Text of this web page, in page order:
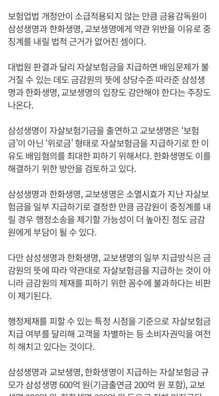
보험업법 개정안이 소급적용되지 않는 만큼 금융감독원이
삼성생명과 한화생명, 교보생명에게 약관 위반을 이유로 중
징계를 내릴 법적 근거가 없어진 셈이다.
대법원 판결과 달리 자살보험금을 지급하면 배임문제가 불
거질 수 있는 데도 금감원의 뜻에 상당수준 따라준 삼성생
명과 한화생명, 교보생명의 입장도 감안해야 한다는 주장도
나온다.
삼성생명이 자살보험기금을 출연하고 교보생명은 ‘보험
금’이 아닌 ‘위로금’ 형태로 자살보험금을 지급하기로 한 이
유도 배임혐의를 최대한 피하기 위해서다. 한화생명도 이를
해결하기 위한 방안을 검토하고 있다.
삼성생명과 한화생명, 교보생명은 소멸시효가 지난 자살보
험금을 일부 지급하기로 결정한 만큼 금감원이 중징계를 내
릴 경우 행정소송을 제기할 가능성이 더 높아진 점도 금감
원에게 부담이 될 수 있다.
다만 삼성생명과 한화생명, 교보생명의 일부 지급방식은 금
감원의 뜻에 따라 약관대로 자살보험금을 지급하는 것이 아
니라 금감원의 제재를 피하기 위한 꼼수에 불과하다는 비판
이 제기된다.
행정제재를 피할 수 있는 특정 시점을 기준으로 자살보험금
지급 여부를 달리해 고객을 차별하는 등 소비자권익을 여전
히 해치고 있다는 것이다.
삼성생명과 교보생명, 한화생명이 지급하는 자살보험금 규
모가 삼성생명 600억 원(기금출연금 200억 원 포함), 교보